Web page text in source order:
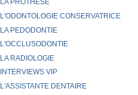
LA PROTHESE
L'ODONTOLOGIE CONSERVATRICE
LA PEDODONTIE
L'OCCLUSODONTIE
LA RADIOLOGIE
INTERVIEWS VIP
L'ASSISTANTE DENTAIRE